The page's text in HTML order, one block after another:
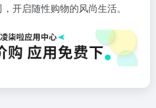
开启随性购物的风尚生活。